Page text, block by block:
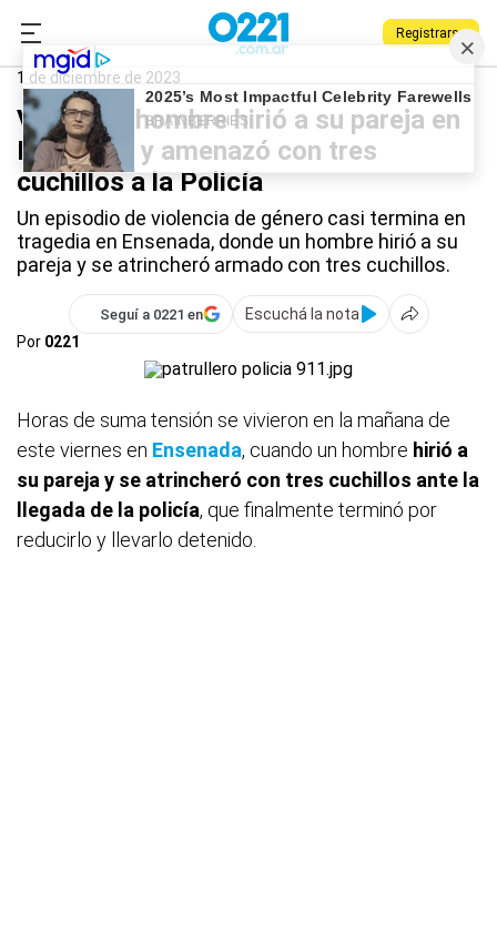
Registrarse
0221.com.ar
Ensenada
1 de diciembre de 2023
Video: un hombre hirió a su pareja en
Ensenada y amenazó con tres
cuchillos a la Policía
Un episodio de violencia de género casi termina en
tragedia en Ensenada, donde un hombre hirió a su
pareja y se atrincheró armado con tres cuchillos.
Seguí a 0221 en
Escuchá la nota
Por 0221
Horas de suma tensión se vivieron en la mañana de
este viernes en Ensenada, cuando un hombre hirió a
su pareja y se atrincheró con tres cuchillos ante la
llegada de la policía, que finalmente terminó por
reducirlo y llevarlo detenido.